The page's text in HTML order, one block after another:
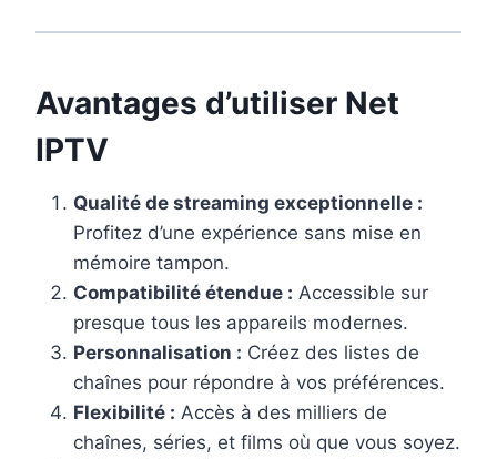
Avantages d’utiliser Net
IPTV
Qualité de streaming exceptionnelle :
Profitez d’une expérience sans mise en
mémoire tampon.
Compatibilité étendue : Accessible sur
presque tous les appareils modernes.
Personnalisation : Créez des listes de
chaînes pour répondre à vos préférences.
Flexibilité : Accès à des milliers de
chaînes, séries, et films où que vous soyez.